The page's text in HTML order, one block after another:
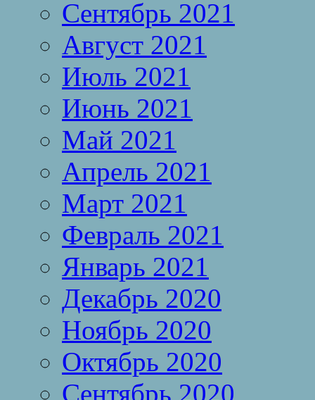
Сентябрь 2021
Август 2021
Июль 2021
Июнь 2021
Май 2021
Апрель 2021
Март 2021
Февраль 2021
Январь 2021
Декабрь 2020
Ноябрь 2020
Октябрь 2020
Сентябрь 2020